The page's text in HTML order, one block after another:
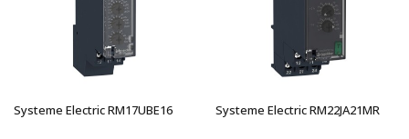
Systeme Electric RM17UBE16 Systeme Electric RM22JA21MR